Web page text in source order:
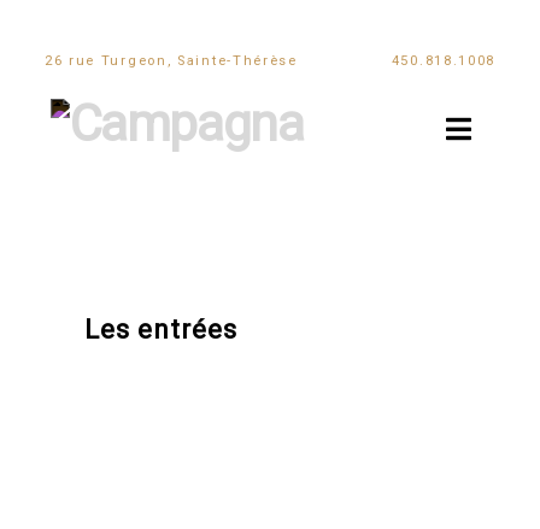
26 rue Turgeon, Sainte-Thérèse 450.818.1008
Les entrées